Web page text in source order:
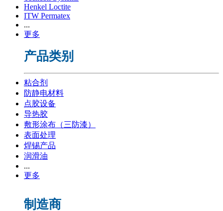
Henkel Loctite
ITW Permatex
...
更多
产品类别
粘合剂
防静电材料
点胶设备
导热胶
敷形涂布（三防漆）
表面处理
焊锡产品
润滑油
...
更多
制造商